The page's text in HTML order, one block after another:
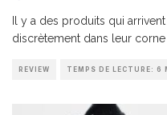
Il y a des produits qui
discrètement dans leur
REVIEW TEMPS DE LECTURE: 6